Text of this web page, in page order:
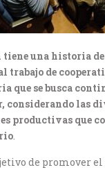
tiene una historia
trabajo de
que se busca
considerando las
productivas que
.
de promover